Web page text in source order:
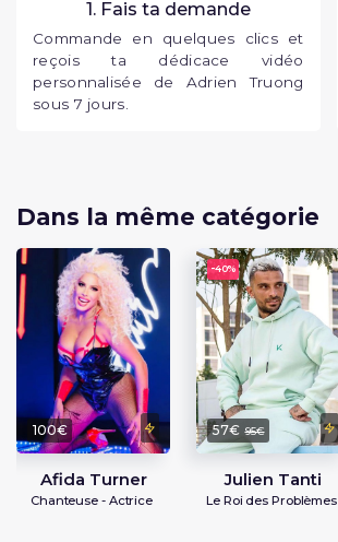
1. Fais ta demande
Commande en quelques clics et
reçois ta dédicace vidéo
personnalisée de Adrien Truong
sous 7 jours.
Dans la même catégorie
100€
Afida Turner
Chanteuse - Actrice
-40%
57€ 95€
Julien Tanti
Le Roi des Problèmes